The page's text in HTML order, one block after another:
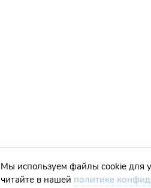
Мы используем файлы cookie для
читайте в нашей политике